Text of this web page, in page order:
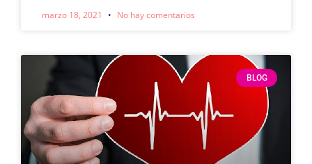
marzo 18, 2021 No hay comentarios
BLOG